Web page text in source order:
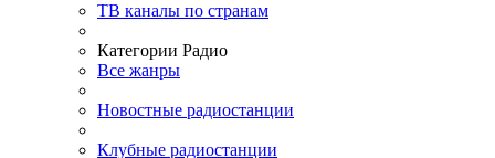
ТВ каналы по странам
Категории Радио
Все жанры
Новостные радиостанции
Клубные радиостанции